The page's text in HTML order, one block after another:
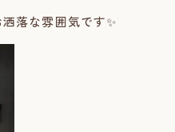
落な雰囲気です✨